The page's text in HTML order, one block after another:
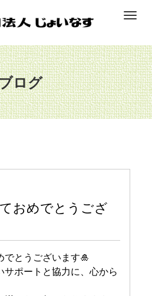
M
n
u
ログ
おめでとうござ
でとうございます🎍
サポートと協力に、心から